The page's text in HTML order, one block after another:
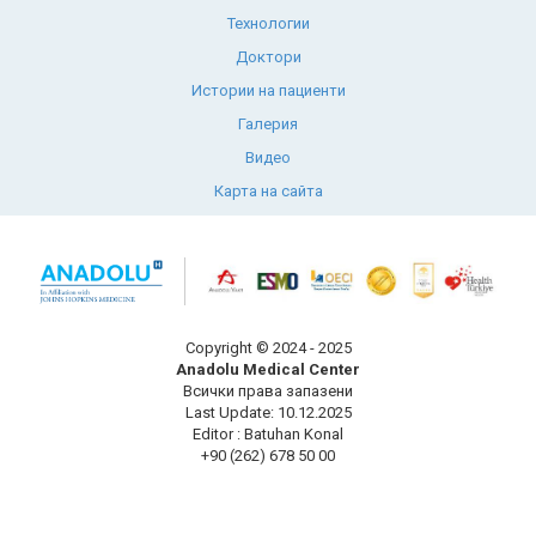
Технологии
Доктори
Истории на пациенти
Галерия
Видео
Карта на сайта
Copyright © 2024 - 2025
Anadolu Medical Center
Всички права запазени
Last Update: 10.12.2025
Editor : Batuhan Konal
+90 (262) 678 50 00